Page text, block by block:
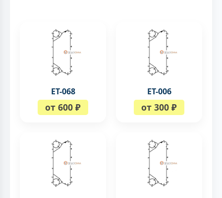
ЕТ-068
от 600 ₽
ЕТ-006
от 300 ₽